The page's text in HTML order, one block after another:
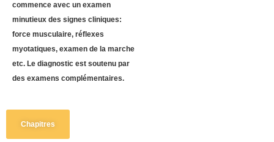
Chapitres
commence avec un examen
minutieux des signes cliniques:
force musculaire, réflexes
myotatiques, examen de la marche
etc. Le diagnostic est soutenu par
des examens complémentaires.